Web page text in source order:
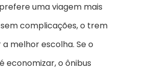
uma viagem mais
complicações, o trem
melhor escolha. Se o
economizar, o ônibus